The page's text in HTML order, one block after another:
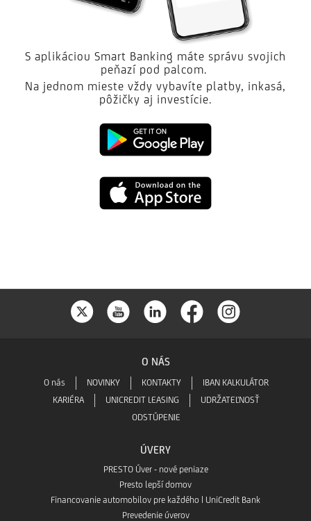
S aplikáciou Smart Banking máte správu svojich
peňazí pod palcom.
Na jednom mieste vždy vybavíte platby, inkasá,
pôžičky aj investície.
Google
play
App
O NÁS
O nás NOVINKY KONTAKTY
IBAN KALKULÁTOR
KARIÉRA
UNICREDIT LEASING
UDRŽATEĽNOSŤ
ODSTÚPENIE
ÚVERY
PRESTO Úver - nové peniaze
Presto lepší domov
Financovanie automobilov pre každého | UniCredit Bank
Prevedenie úverov